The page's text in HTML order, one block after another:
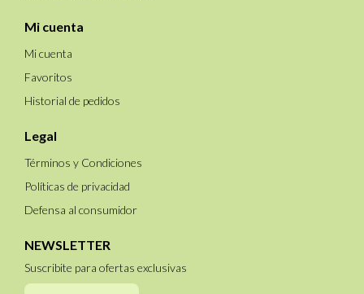
Mi cuenta
Mi cuenta
Favoritos
Historial de pedidos
Legal
Términos y Condiciones
Políticas de privacidad
Defensa al consumidor
NEWSLETTER
Suscribite para ofertas exclusivas